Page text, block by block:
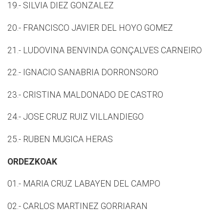
19.- SILVIA DIEZ GONZALEZ
20.- FRANCISCO JAVIER DEL HOYO GOMEZ
21.- LUDOVINA BENVINDA GONÇALVES CARNEIRO
22.- IGNACIO SANABRIA DORRONSORO
23.- CRISTINA MALDONADO DE CASTRO
24.- JOSE CRUZ RUIZ VILLANDIEGO
25.- RUBEN MUGICA HERAS
ORDEZKOAK
01.- MARIA CRUZ LABAYEN DEL CAMPO
02.- CARLOS MARTINEZ GORRIARAN